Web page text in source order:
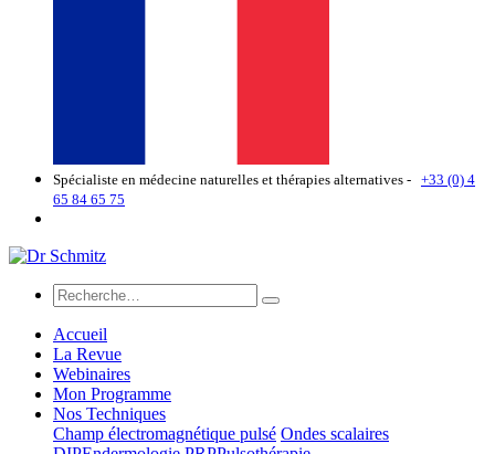
Spécialiste en médecine naturelles et thérapies alternatives - +33 (0) 4
65 84 65 75
Accueil
La Revue
Webinaires
Mon Programme
Nos Techniques
Champ électromagnétique pulsé Ondes scalaires